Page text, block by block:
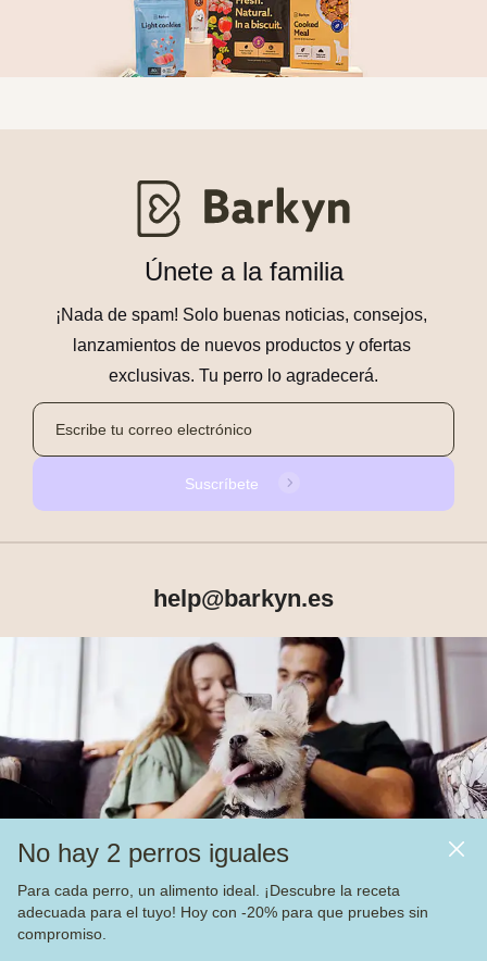
No hay 2 perros iguales
Para cada perro, un alimento ideal. ¡Descubre la receta
adecuada para el tuyo! Hoy con -20% para que pruebes sin
compromiso.
Únete a la familia
¡Nada de spam! Solo buenas noticias, consejos,
lanzamientos de nuevos productos y ofertas
exclusivas. Tu perro lo agradecerá.
Suscríbete
help@barkyn.es
Productos
Sobre Barkyn
Otros links
Piensos